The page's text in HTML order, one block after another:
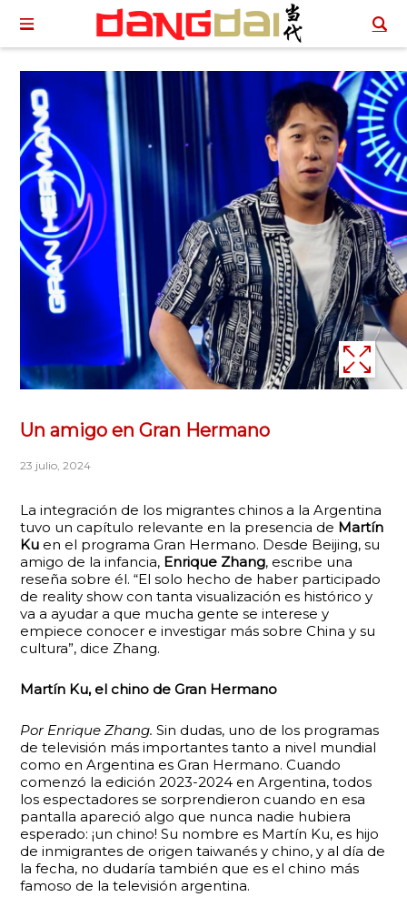
Un amigo en Gran Hermano
23 julio, 2024
La integración de los migrantes chinos a la Argentina
tuvo un capítulo relevante en la presencia de Martín
Ku en el programa Gran Hermano. Desde Beijing, su
amigo de la infancia, Enrique Zhang, escribe una
reseña sobre él. “El solo hecho de haber participado
de reality show con tanta visualización es histórico y
va a ayudar a que mucha gente se interese y
empiece conocer e investigar más sobre China y su
cultura”, dice Zhang.
Martín Ku, el chino de Gran Hermano
Por Enrique Zhang. Sin dudas, uno de los programas
de televisión más importantes tanto a nivel mundial
como en Argentina es Gran Hermano. Cuando
comenzó la edición 2023-2024 en Argentina, todos
los espectadores se sorprendieron cuando en esa
pantalla apareció algo que nunca nadie hubiera
esperado: ¡un chino! Su nombre es Martín Ku, es hijo
de inmigrantes de origen taiwanés y chino, y al día de
la fecha, no dudaría también que es el chino más
famoso de la televisión argentina.